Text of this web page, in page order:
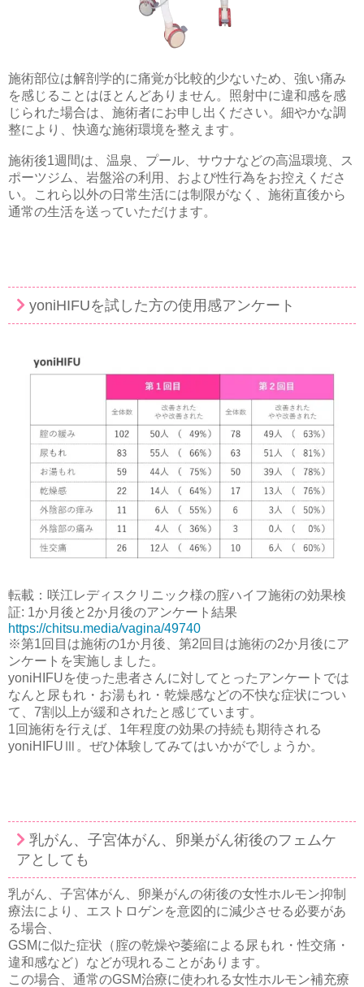
施術部位は解剖学的に痛覚が比較的少ないため、強い痛み
を感じることはほとんどありません。照射中に違和感を感
じられた場合は、施術者にお申し出ください。細やかな調
整により、快適な施術環境を整えます。
施術後1週間は、温泉、プール、サウナなどの高温環境、ス
ポーツジム、岩盤浴の利用、および性行為をお控えくださ
い。これら以外の日常生活には制限がなく、施術直後から
通常の生活を送っていただけます。
yoniHIFUを試した方の使用感アンケート
転載：咲江レディスクリニック様の腟ハイフ施術の効果検
証: 1か月後と2か月後のアンケート結果
https://chitsu.media/vagina/49740
※第1回目は施術の1か月後、第2回目は施術の2か月後にア
ンケートを実施しました。
yoniHIFUを使った患者さんに対してとったアンケートでは
なんと尿もれ・お湯もれ・乾燥感などの不快な症状につい
て、7割以上が緩和されたと感じています。
1回施術を行えば、1年程度の効果の持続も期待される
yoniHIFUⅢ。ぜひ体験してみてはいかがでしょうか。
乳がん、子宮体がん、卵巣がん術後のフェムケ
アとしても
乳がん、子宮体がん、卵巣がんの術後の女性ホルモン抑制
療法により、エストロゲンを意図的に減少させる必要があ
る場合、
GSMに似た症状（腟の乾燥や萎縮による尿もれ・性交痛・
違和感など）などが現れることがあります。
この場合、通常のGSM治療に使われる女性ホルモン補充療